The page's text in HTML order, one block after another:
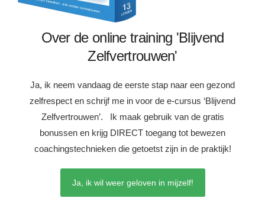
Over de online training 'Blijvend
Zelfvertrouwen'
Ja, ik neem vandaag de eerste stap naar een gezond
zelfrespect en schrijf me in voor de e-cursus ‘Blijvend
Zelfvertrouwen’. Ik maak gebruik van de gratis
bonussen en krijg DIRECT toegang tot bewezen
coachingstechnieken die getoetst zijn in de praktijk!
Ja, ik wil weer geloven in mijzelf!